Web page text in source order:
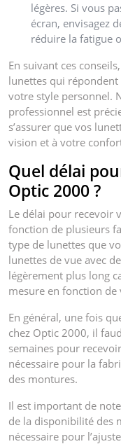
légères. Si vous
écran, envisagez
réduire la fatigue
En suivant ces
lunettes qui
votre style personnel.
professionnel est
s’assurer que vos
vision et à votre
Quel délai
Optic 2000 ?
Le délai pour recevoir
fonction de plusieurs
type de lunettes que
lunettes de vue avec
légèrement plus long
mesure en fonction
En général, une fois
chez Optic 2000, il
semaines pour
nécessaire pour la
des montures.
Il est important de
de la disponibilité des
nécessaire pour